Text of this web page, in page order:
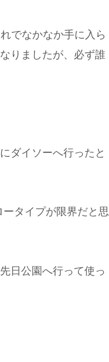
でなかなか手に入ら
りましたが、必ず誰
ダイソーへ行ったと
タイプが限界だと思
日公園へ行って使っ